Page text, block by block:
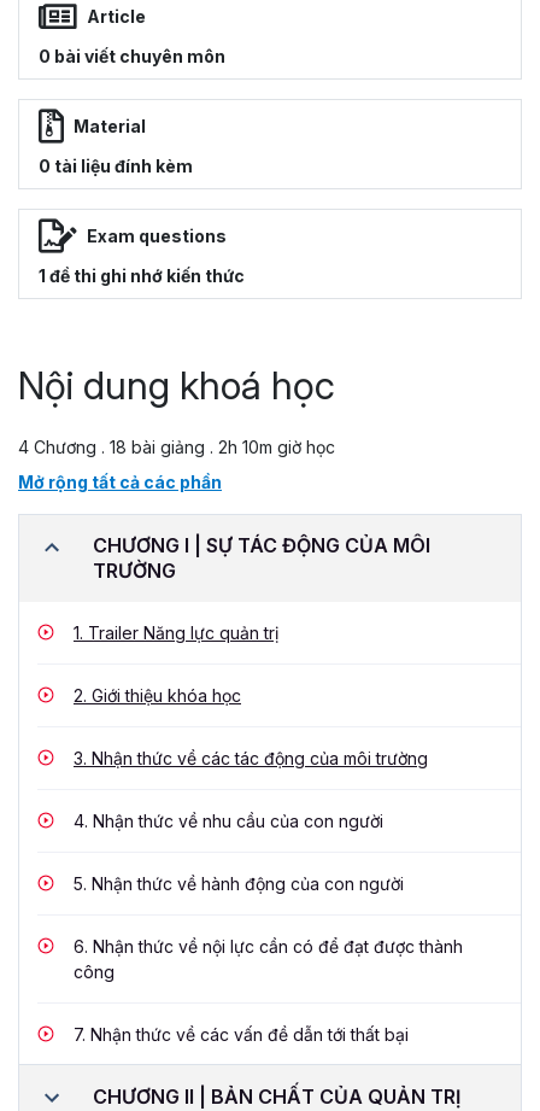
Article
0 bài viết chuyên môn
Material
0 tài liệu đính kèm
Exam questions
1 đề thi ghi nhớ kiến thức
Nội dung khoá học
4 Chương . 18 bài giảng . 2h 10m giờ học
Mở rộng tất cả các phần
CHƯƠNG I | SỰ TÁC ĐỘNG CỦA MÔI
TRƯỜNG
1. Trailer Năng lực quản trị
2. Giới thiệu khóa học
3. Nhận thức về các tác động của môi trường
4. Nhận thức về nhu cầu của con người
5. Nhận thức về hành động của con người
6. Nhận thức về nội lực cần có để đạt được thành
công
7. Nhận thức về các vấn đề dẫn tới thất bại
CHƯƠNG II | BẢN CHẤT CỦA QUẢN TRỊ